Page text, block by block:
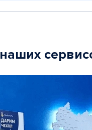
наших